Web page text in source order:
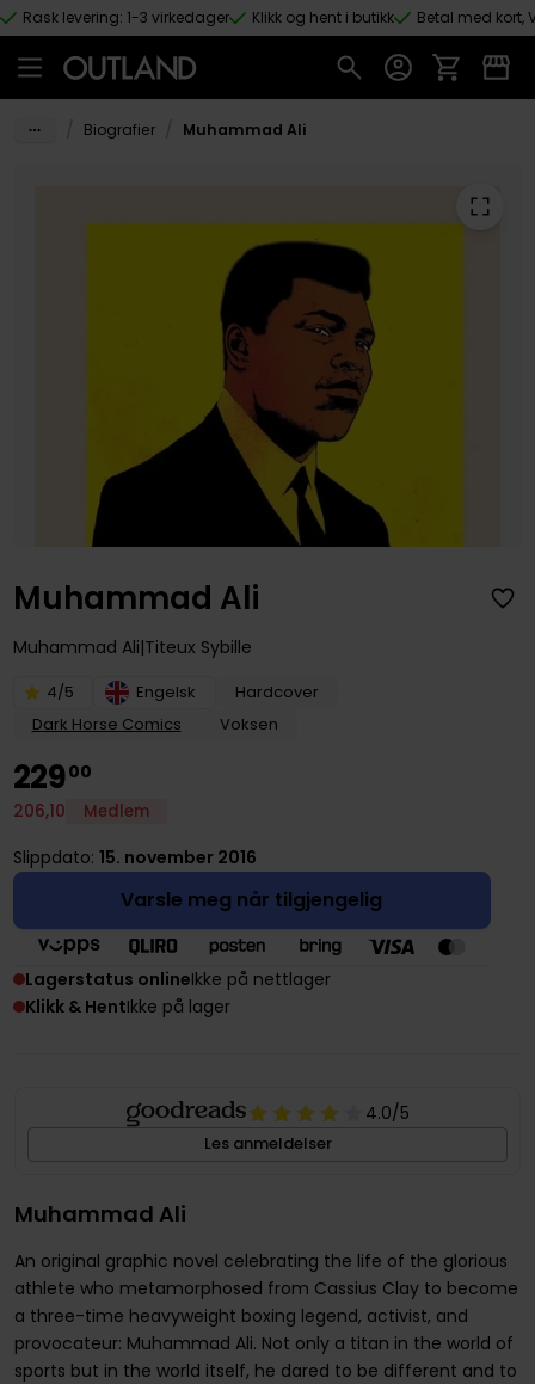
Hopp til hovedinnhold
Rask levering: 1-3 virkedager Klikk og hent i butikk Betal med kort,
Biografier Muhammad Ali
Muhammad Ali
Muhammad Ali Titeux Sybille
4/5 Engelsk
Hardcover
Dark Horse Comics
Voksen
22900
206,10 Medlem
Slippdato: 15. november 2016
Varsle meg når tilgjengelig
Lagerstatus onlineIkke på nettlager
Klikk & HentIkke på lager
4.0/5
Les anmeldelser
Muhammad Ali
An original graphic novel celebrating the life of the glorious
athlete who metamorphosed from Cassius Clay to become
a three-time heavyweight boxing legend, activist, and
provocateur: Muhammad Ali. Not only a titan in the world of
sports but in the world itself, he dared to be different and to